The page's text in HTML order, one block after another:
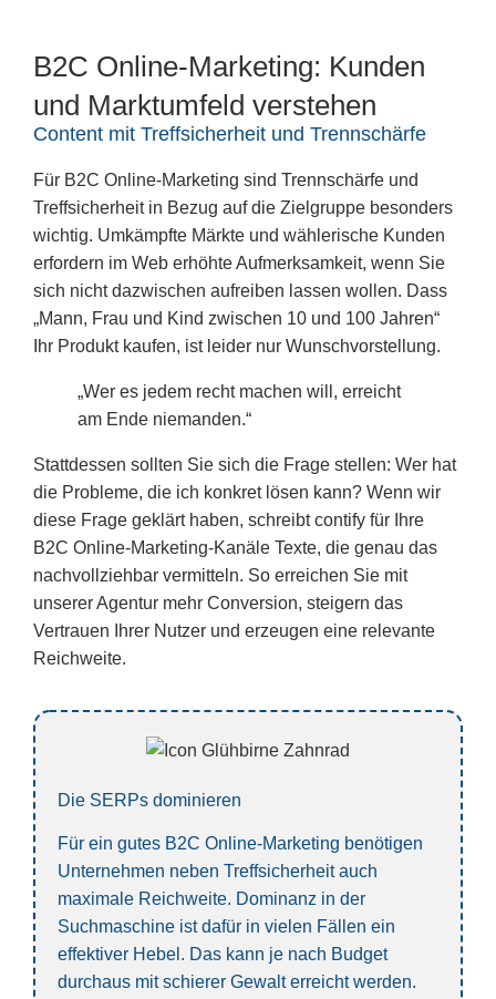
B2C Online-Marketing: Kunden
und Marktumfeld verstehen
Content mit Treffsicherheit und Trennschärfe
Für B2C Online-Marketing sind Trennschärfe und
Treffsicherheitin Bezug auf die Zielgruppe besonders
wichtig. Umkämpfte Märkte und wählerische Kunden
erfordern im Web erhöhte Aufmerksamkeit, wenn Sie
sich nicht dazwischen aufreiben lassen wollen. Dass
„Mann, Frau und Kind zwischen 10 und 100 Jahren“
Ihr Produkt kaufen, ist leider nur Wunschvorstellung.
„Wer es jedem recht machen will, erreicht
am Ende niemanden.“
Stattdessen sollten Sie sich die Frage stellen: Wer hat
die Probleme, die ich konkret lösen kann? Wenn wir
diese Frage geklärt haben, schreibt contify für Ihre
B2C Online-Marketing-Kanäle Texte, die genau das
nachvollziehbar vermitteln. So erreichen Sie mit
unserer Agentur mehr Conversion, steigern das
Vertrauen Ihrer Nutzer und erzeugen eine relevante
Reichweite.
Die SERPs dominieren
Für ein gutes B2C Online-Marketing benötigen
Unternehmen neben Treffsicherheit auch
maximale Reichweite. Dominanz in der
Suchmaschine ist dafür in vielen Fällen ein
effektiver Hebel. Das kann je nach Budget
durchaus mit schierer Gewalt erreicht werden.